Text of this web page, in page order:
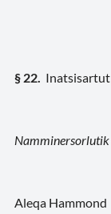
§ 22.
Aleqa Hammond